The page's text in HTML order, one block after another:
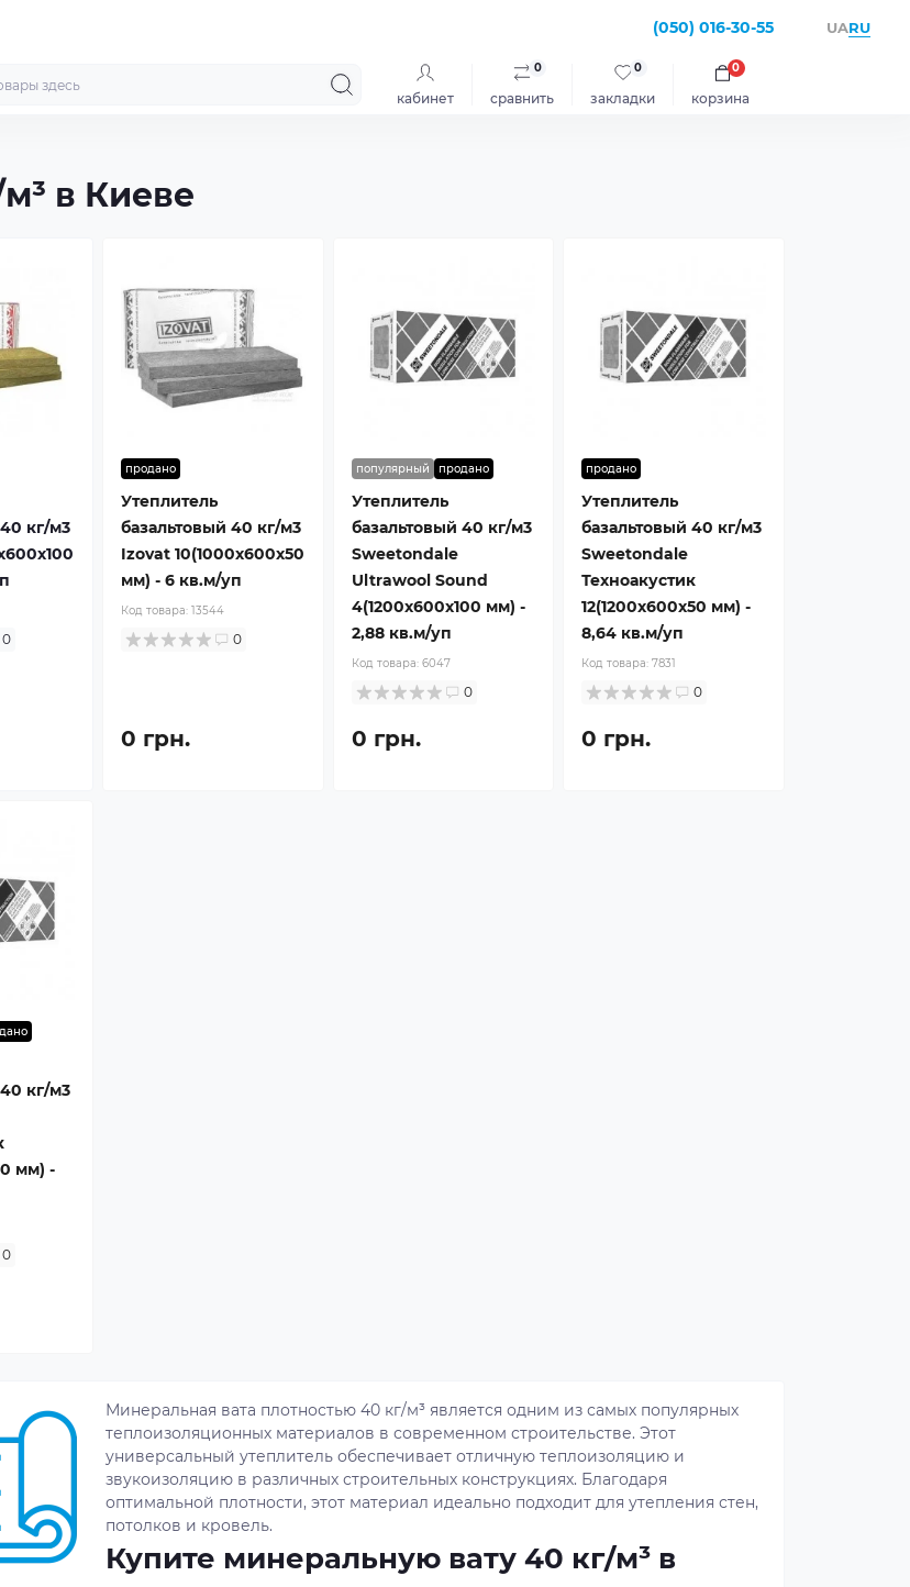
(050) 016-30-55 UARU
кабинет сравнить
0
закладки
0
корзина
0
в Киеве
кг/м3
0
продано
Утеплитель
базальтовый 40 кг/м3
Izovat 10(1000x600x50
мм) - 6 кв.м/уп
Код товара: 13544
0
0 грн.
популярный продано
Утеплитель
базальтовый 40 кг/м3
Sweetondale
Ultrawool Sound
4(1200x600x100 мм) -
2,88 кв.м/уп
Код товара: 6047
0
0 грн.
продано
Утеплитель
базальтовый 40 кг/м3
Sweetondale
Техноакустик
12(1200x600x50 мм) -
8,64 кв.м/уп
Код товара:7831
0
0 грн.
кг/м3
мм) -
0
Минеральная вата плотностью 40 кг/м³ является одним из самых популярных
теплоизоляционных материалов в современном строительстве. Этот
универсальный утеплитель обеспечивает отличную теплоизоляцию и
звукоизоляцию в различных строительных конструкциях. Благодаря
оптимальной плотности, этот материал идеально подходит для утепления стен,
потолков и кровель.
Купите минеральную вату 40 кг/м³ в